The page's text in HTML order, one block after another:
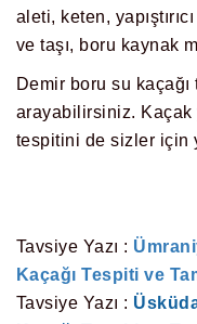
aleti, keten,
ve taşı, boru kaynak
Demir boru su
arayabilirsiniz. Kaçak
tespitini de sizler için
Tavsiye Yazı :
Kaçağı Tespiti ve
Tavsiye Yazı :